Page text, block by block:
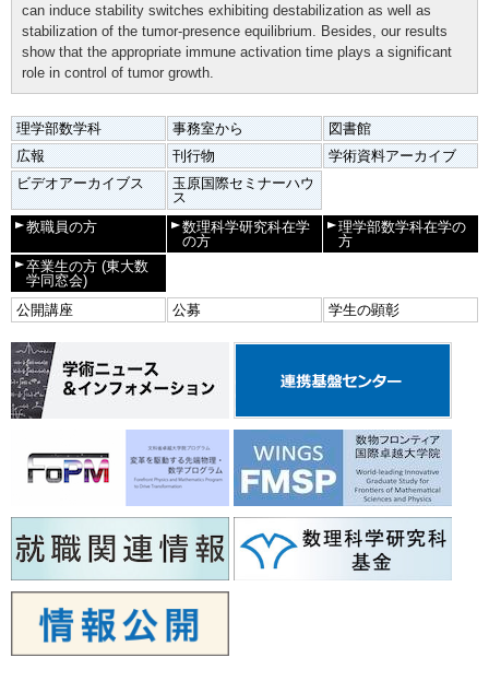
can induce stability switches exhibiting destabilization as well as
stabilization of the tumor-presence equilibrium. Besides, our results
show that the appropriate immune activation time plays a significant
role in control of tumor growth.
理学部数学科 事務室から
図書館
広報
刊行物
学術資料アーカイブ
ビデオアーカイブス
玉原国際セミナーハウ
ス
教職員の方
数理科学研究科在学
の方
理学部数学科在学の
方
卒業生の方 (東大数
学同窓会)
公開講座
公募 学生の顕彰